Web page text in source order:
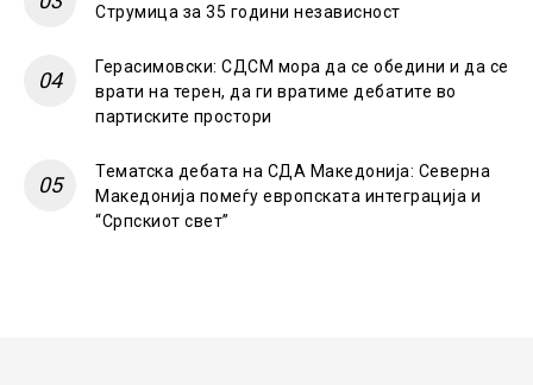
Струмица за 35 години независност
Герасимовски: СДСМ мора да се обедини и да се
врати на терен, да ги вратиме дебатите во
партиските простори
Тематска дебата на СДА Македонија: Северна
Македонија помеѓу европската интеграција и
“Српскиот свет”